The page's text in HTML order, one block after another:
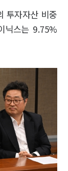
투자자산 비중
닉스는 9.75%